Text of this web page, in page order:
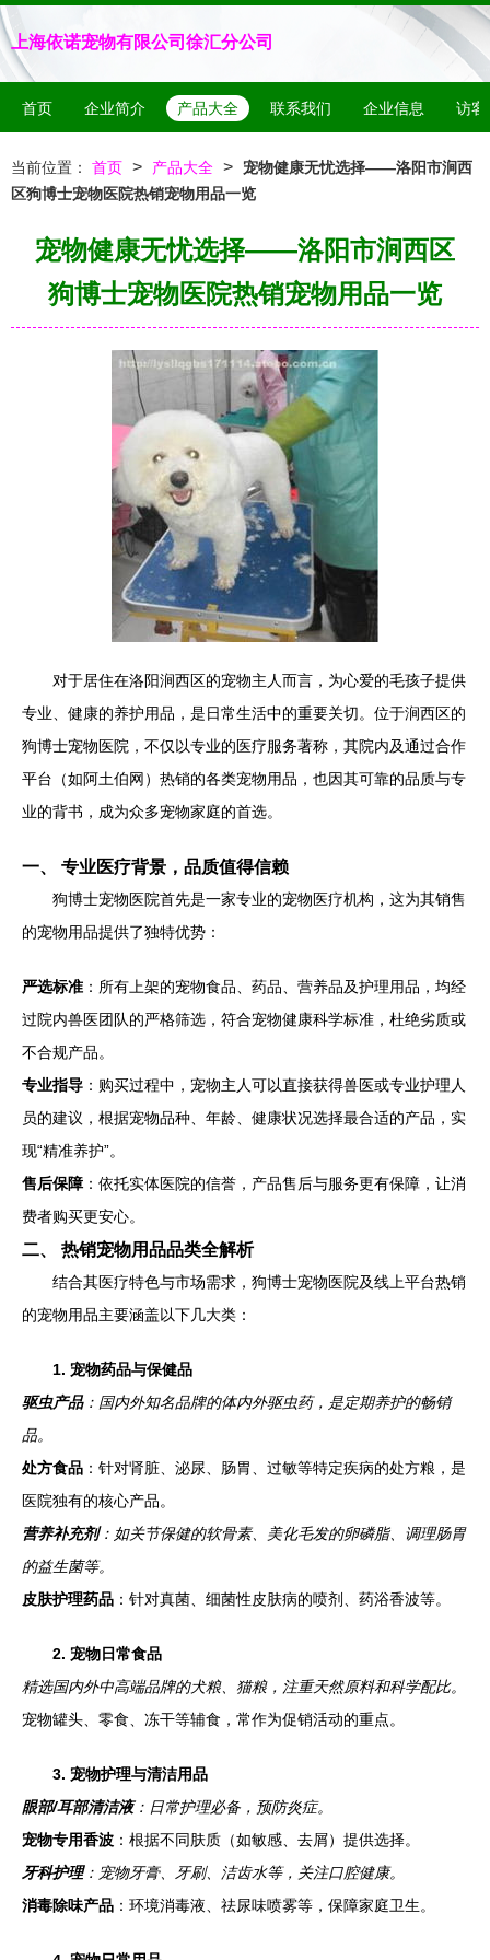
上海依诺宠物有限公司徐汇分公司
首页 企业简介 产品大全 联系我们 企业信息 访客
当前位置： 首页 > 产品大全 >
宠物健康无忧选择——洛阳市涧西
区狗博士宠物医院热销宠物用品一览
宠物健康无忧选择——洛阳市涧西区
狗博士宠物医院热销宠物用品一览
对于居住在洛阳涧西区的宠物主人而言，为心爱的毛孩子提供
专业、健康的养护用品，是日常生活中的重要关切。位于涧西区的
狗博士宠物医院，不仅以专业的医疗服务著称，其院内及通过合作
平台（如阿土伯网）热销的各类宠物用品，也因其可靠的品质与专
业的背书，成为众多宠物家庭的首选。
一、 专业医疗背景，品质值得信赖
狗博士宠物医院首先是一家专业的宠物医疗机构，这为其销售
的宠物用品提供了独特优势：
严选标准 ：所有上架的宠物食品、药品、营养品及护理用品，均经
过院内兽医团队的严格筛选，符合宠物健康科学标准，杜绝劣质或
不合规产品。
专业指导 ：购买过程中，宠物主人可以直接获得兽医或专业护理人
员的建议，根据宠物品种、年龄、健康状况选择最合适的产品，实
现“精准养护”。
售后保障 ：依托实体医院的信誉，产品售后与服务更有保障，让消
费者购买更安心。
二、 热销宠物用品品类全解析
结合其医疗特色与市场需求，狗博士宠物医院及线上平台热销
的宠物用品主要涵盖以下几大类：
1. 宠物药品与保健品
驱虫产品：国内外知名品牌的体内外驱虫药，是定期养护的畅销
品。
处方食品 ：针对肾脏、泌尿、肠胃、过敏等特定疾病的处方粮，是
医院独有的核心产品。
营养补充剂：如关节保健的软骨素、美化毛发的卵磷脂、调理肠胃
的益生菌等。
皮肤护理药品 ：针对真菌、细菌性皮肤病的喷剂、药浴香波等。
2. 宠物日常食品
精选国内外中高端品牌的犬粮、猫粮，注重天然原料和科学配比。
宠物罐头、零食、冻干等辅食，常作为促销活动的重点。
3. 宠物护理与清洁用品
眼部/耳部清洁液：日常护理必备，预防炎症。
宠物专用香波 ：根据不同肤质（如敏感、去屑）提供选择。
牙科护理：宠物牙膏、牙刷、洁齿水等，关注口腔健康。
消毒除味产品 ：环境消毒液、祛尿味喷雾等，保障家庭卫生。